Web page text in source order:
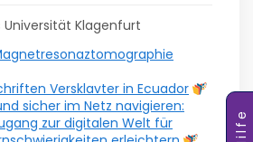
Hilfe
Klagenfurt
Versklavter in Ecuador
sicher im Netz navigieren:
zur digitalen Welt für